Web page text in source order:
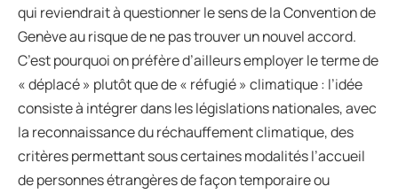
qui reviendrait à questionner le sens de la Convention de
Genève au risque de ne pas trouver un nouvel accord.
C’est pourquoi on préfère d’ailleurs employer le terme de
« déplacé » plutôt que de « réfugié » climatique : l’idée
consiste à intégrer dans les législations nationales, avec
la reconnaissance du réchauffement climatique, des
critères permettant sous certaines modalités l’accueil
de personnes étrangères de façon temporaire ou